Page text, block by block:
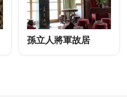
孫立人將軍故居